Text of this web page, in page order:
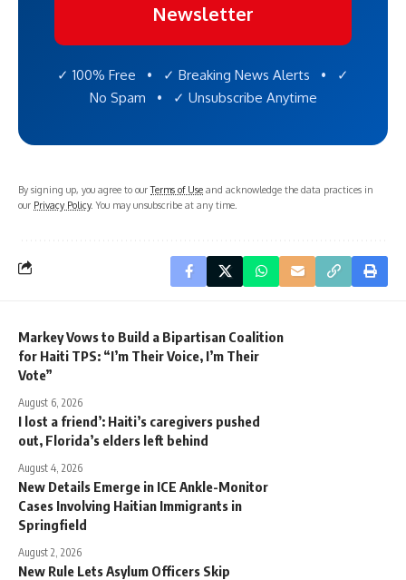
Newsletter
✓ 100% Free • ✓ Breaking News Alerts • ✓
No Spam • ✓ Unsubscribe Anytime
By signing up, you agree to ourTerms of Use and acknowledge the data practices in
our Privacy Policy. You may unsubscribe at any time.
Markey Vows to Build a Bipartisan Coalition
for Haiti TPS: “I’m Their Voice, I’m Their
Vote”
August 6, 2026
I lost a friend’: Haiti’s caregivers pushed
out, Florida’s elders left behind
August 4, 2026
New Details Emerge in ICE Ankle-Monitor
Cases Involving Haitian Immigrants in
Springfield
August 2, 2026
New Rule Lets Asylum Officers Skip